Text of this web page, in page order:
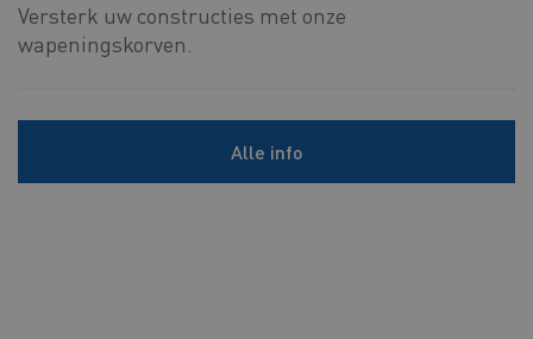
Versterk uw constructies met onze
wapeningskorven.
Alle info